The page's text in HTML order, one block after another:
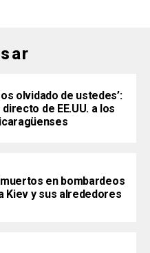
olvidado de ustedes’:
de EE.UU. a los
en bombardeos
Kiev y sus alrededores